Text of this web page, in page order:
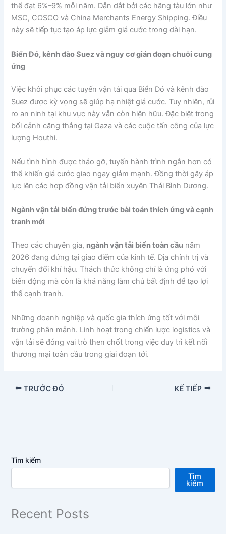
thể đạt 6%–9% mỗi năm. Dẫn dắt bởi các hãng tàu lớn như
MSC, COSCO và China Merchants Energy Shipping. Điều
này sẽ tiếp tục tạo áp lực giảm giá cước trong dài hạn.
Biển Đỏ, kênh đào Suez và nguy cơ gián đoạn chuỗi cung
ứng
Việc khôi phục các tuyến vận tải qua Biển Đỏ và kênh đào
Suez được kỳ vọng sẽ giúp hạ nhiệt giá cước. Tuy nhiên, rủi
ro an ninh tại khu vực này vẫn còn hiện hữu. Đặc biệt trong
bối cảnh căng thẳng tại Gaza và các cuộc tấn công của lực
lượng Houthi.
Nếu tình hình được tháo gỡ, tuyến hành trình ngắn hơn có
thể khiến giá cước giao ngay giảm mạnh. Đồng thời gây áp
lực lên các hợp đồng vận tải biển xuyên Thái Bình Dương.
Ngành vận tải biển đứng trước bài toán thích ứng và cạnh
tranh mới
Theo các chuyên gia, ngành vận tải biển toàn cầu năm
2026 đang đứng tại giao điểm của kinh tế. Địa chính trị và
chuyển đổi khí hậu. Thách thức không chỉ là ứng phó với
biến động mà còn là khả năng làm chủ bất định để tạo lợi
thế cạnh tranh.
Những doanh nghiệp và quốc gia thích ứng tốt với môi
trường phân mảnh. Linh hoạt trong chiến lược logistics và
vận tải sẽ đóng vai trò then chốt trong việc duy trì kết nối
thương mại toàn cầu trong giai đoạn tới.
TRƯỚC ĐÓ KẾ TIẾP
Tìm kiếm
Tìm
kiếm
Recent Posts